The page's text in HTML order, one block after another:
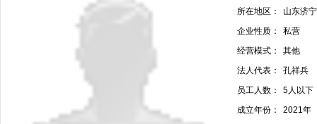
所在地区：
山东济
企业性质：
私营
经营模式：
其他
法人代表：
孔祥兵
员工人数：
5人以下
成立年份：
2021年